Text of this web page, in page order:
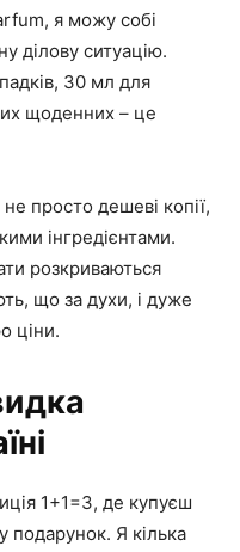
я можу собі
ділову ситуацію.
30 мл для
щоденних – це
просто дешеві копії,
інгредієнтами.
розкриваються
що за духи, і дуже
ціни.
1+1=3, де купуєш
подарунок. Я кілька